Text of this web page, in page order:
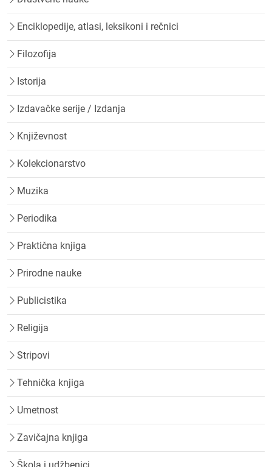
Enciklopedije, atlasi, leksikoni i rečnici
Filozofija
Istorija
Izdavačke serije / Izdanja
Književnost
Kolekcionarstvo
Muzika
Periodika
Praktična knjiga
Prirodne nauke
Publicistika
Religija
Stripovi
Tehnička knjiga
Umetnost
Zavičajna knjiga